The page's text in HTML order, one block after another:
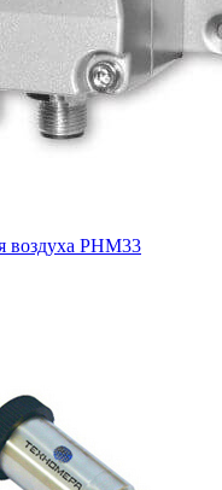
воздуха PHM33